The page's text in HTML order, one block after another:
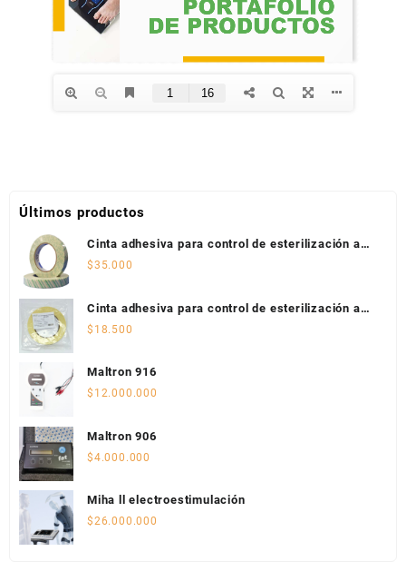
Últimos productos
Cinta adhesiva para control de esterilización a
vapor
$35.000
Cinta adhesiva para control de esterilización a
vapor
$ 18.500
Maltron 916
$ 12.000.000
Maltron 906
$4.000.000
Miha ll electroestimulación
$26.000.000